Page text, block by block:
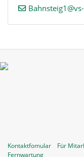
Kontaktfomular Für
Fernwartung